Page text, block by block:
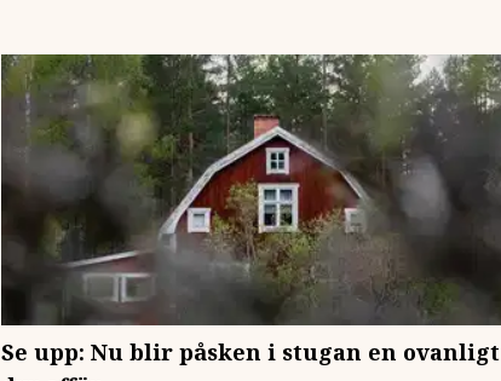
Se upp: Nu blir påsken i stugan en ovanligt